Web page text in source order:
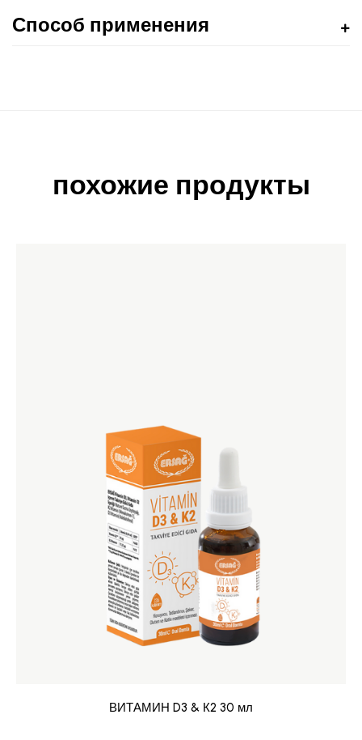
Способ применения
похожие продукты
ВИТАМИН D3 & К2 30 мл